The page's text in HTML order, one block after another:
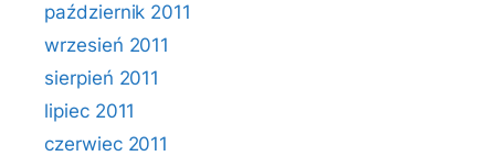
październik 2011
wrzesień 2011
sierpień 2011
lipiec 2011
czerwiec 2011